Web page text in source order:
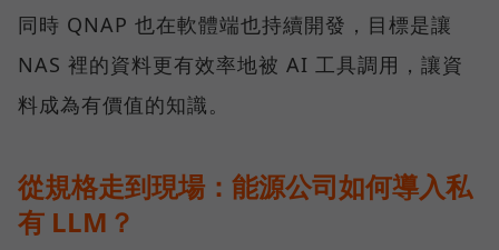
同時 QNAP 也在軟體端也持續開發，目標是讓
NAS 裡的資料更有效率地被 AI 工具調用，讓資
料成為有價值的知識。
從規格走到現場：能源公司如何導入私
有 LLM？